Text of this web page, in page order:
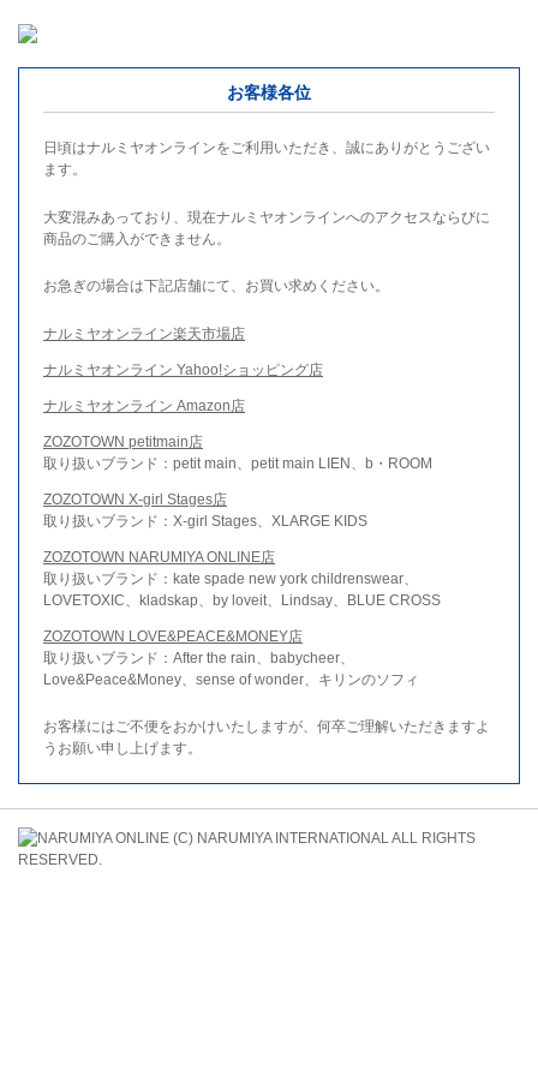
お客様各位
日頃はナルミヤオンラインをご利用いただき、誠にありがとうござい
ます。
大変混みあっており、現在ナルミヤオンラインへのアクセスならびに
商品のご購入ができません。
お急ぎの場合は下記店舗にて、お買い求めください。
ナルミヤオンライン楽天市場店
ナルミヤオンライン Yahoo!ショッピング店
ナルミヤオンライン Amazon店
ZOZOTOWN petitmain店
取り扱いブランド：petit main、petit main LIEN、b・ROOM
ZOZOTOWN X-girl Stages店
取り扱いブランド：X-girl Stages、XLARGE KIDS
ZOZOTOWN NARUMIYA ONLINE店
取り扱いブランド：kate spade new york childrenswear、
LOVETOXIC、kladskap、by loveit、Lindsay、BLUE CROSS
ZOZOTOWN LOVE&PEACE&MONEY店
取り扱いブランド：After the rain、babycheer、
Love&Peace&Money、sense of wonder、キリンのソフィ
お客様にはご不便をおかけいたしますが、何卒ご理解いただきますよ
うお願い申し上げます。